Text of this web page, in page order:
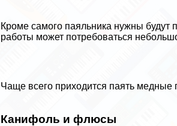
Кроме самого паяльника нужны
работы может потребоваться
Чаще всего приходится паять медные
Канифоль и флюсы